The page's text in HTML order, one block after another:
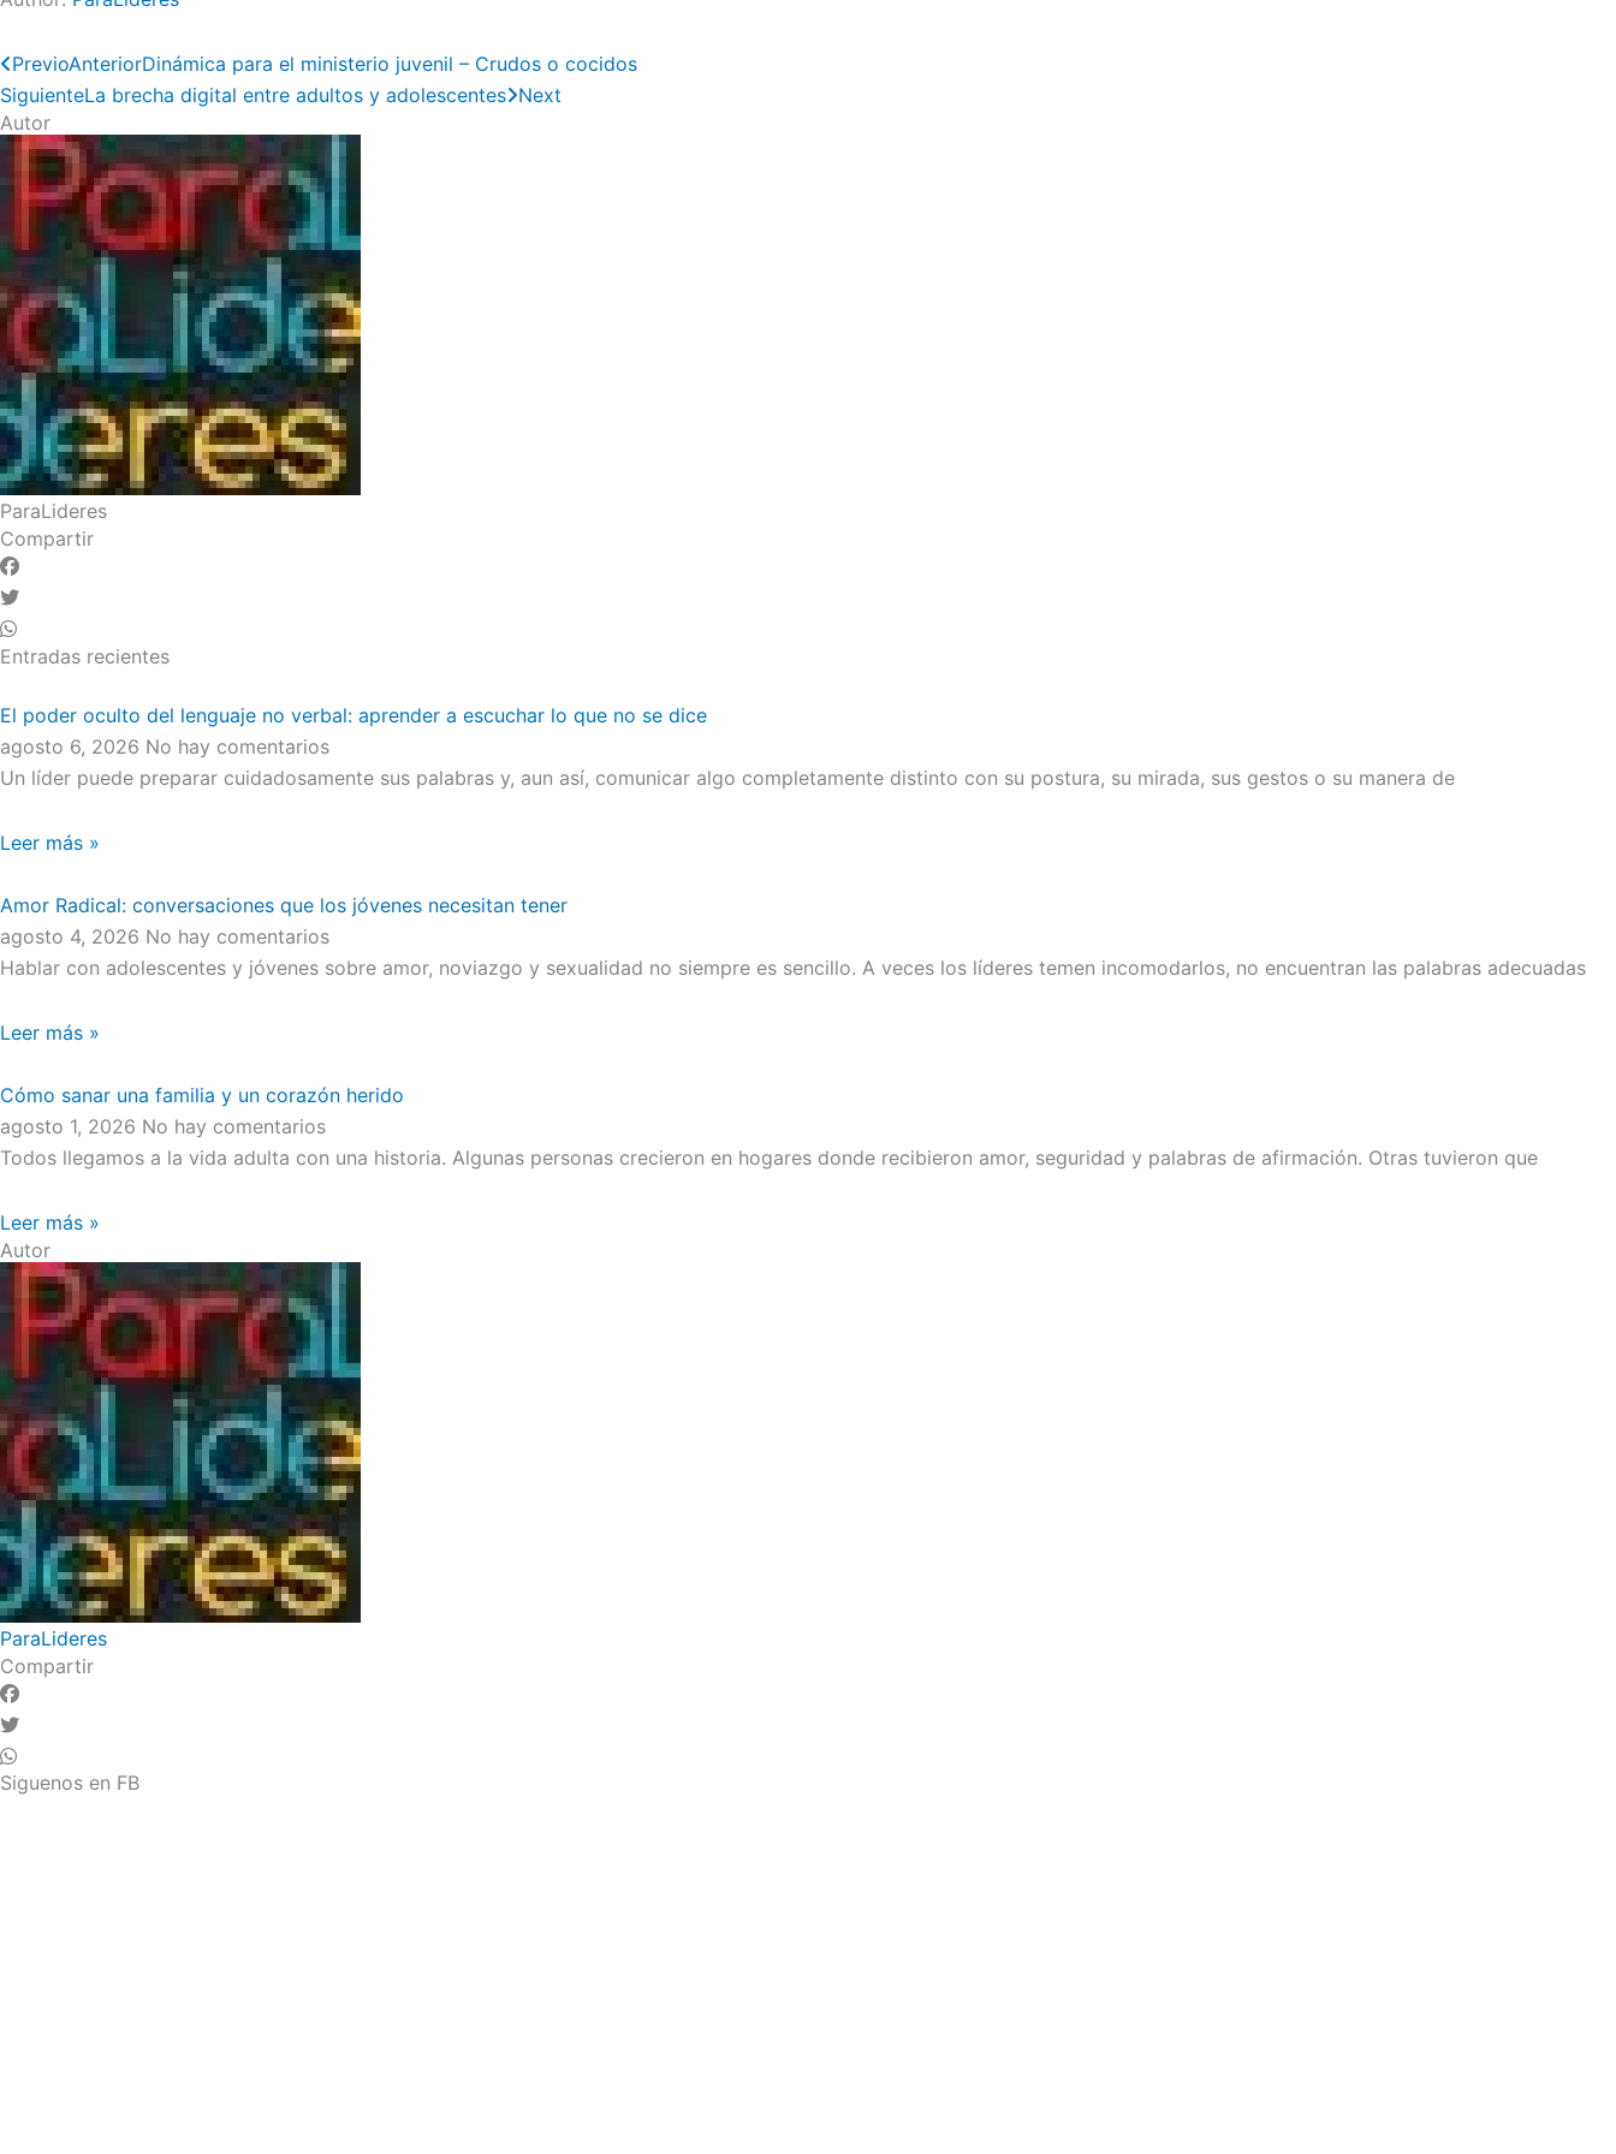
PrevioAnteriorDinámica para el ministerio juvenil – Crudos o cocidos
SiguienteLa brecha digital entre adultos y adolescentes Next
Autor
ParaLideres
Compartir
Entradas recientes
El poder oculto del lenguaje no verbal: aprender a escuchar lo que no se dice
agosto 6, 2026 No hay comentarios
Un líder puede preparar cuidadosamente sus palabras y, aun así, comunicar algo completamente distinto con su postura, su mirada, sus gestos o su manera de
Leer más »
Amor Radical: conversaciones que los jóvenes necesitan tener
agosto 4, 2026 No hay comentarios
Hablar con adolescentes y jóvenes sobre amor, noviazgo y sexualidad no siempre es sencillo. A veces los líderes temen incomodarlos, no encuentran las palabras adecuadas
Leer más »
Cómo sanar una familia y un corazón herido
agosto 1, 2026 No hay comentarios
Todos llegamos a la vida adulta con una historia. Algunas personas crecieron en hogares donde recibieron amor, seguridad y palabras de afirmación. Otras tuvieron que
Leer más »
Autor
ParaLideres
Compartir
Siguenos en FB